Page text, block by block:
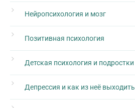
Нейропсихология и мозг
Позитивная психология
Детская психология и подростки
Депрессия и как из неё выходить